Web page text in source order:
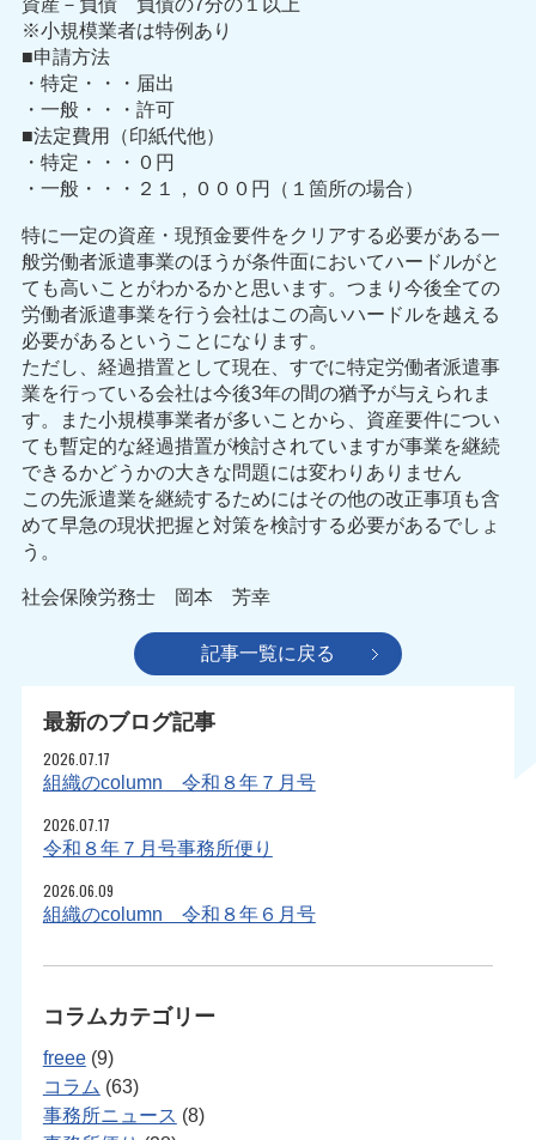
資産－負債 負債の7分の１以上
※小規模業者は特例あり
■申請方法
・特定・・・届出
・一般・・・許可
■法定費用（印紙代他）
・特定・・・０円
・一般・・・２１，０００円（１箇所の場合）
特に一定の資産・現預金要件をクリアする必要がある一
般労働者派遣事業のほうが条件面においてハードルがと
ても高いことがわかるかと思います。つまり今後全ての
労働者派遣事業を行う会社はこの高いハードルを越える
必要があるということになります。
ただし、経過措置として現在、すでに特定労働者派遣事
業を行っている会社は今後3年の間の猶予が与えられま
す。また小規模事業者が多いことから、資産要件につい
ても暫定的な経過措置が検討されていますが事業を継続
できるかどうかの大きな問題には変わりありません
この先派遣業を継続するためにはその他の改正事項も含
めて早急の現状把握と対策を検討する必要があるでしょ
う。
社会保険労務士 岡本 芳幸
記事一覧に戻る
最新のブログ記事
2026.07.17
組織のcolumn 令和８年７月号
2026.07.17
令和８年７月号事務所便り
2026.06.09
組織のcolumn 令和８年６月号
コラムカテゴリー
freee(9)
コラム (63)
事務所ニュース (8)